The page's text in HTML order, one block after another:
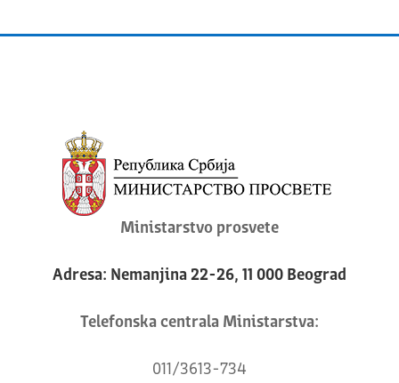
Ministarstvo prosvete
Adresa: Nemanjina 22-26, 11 000 Beograd
Telefonska centrala Ministarstva:
011/3613-734